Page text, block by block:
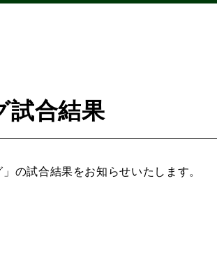
試合結果
の試合結果をお知らせいたします。